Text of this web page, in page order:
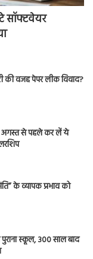
सॉफ्टवेयर
की वजह पेपर लीक विवाद?
अगस्त से पहले कर लें ये
के व्यापक प्रभाव को
स्कूल, 300 साल बाद